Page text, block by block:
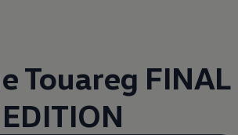
Touareg FINAL
EDITION